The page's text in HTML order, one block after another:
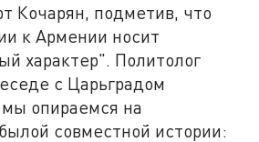
Кочарян, подметив, что
к Армении носит
характер". Политолог
с Царьградом
опираемся на
совместной истории: